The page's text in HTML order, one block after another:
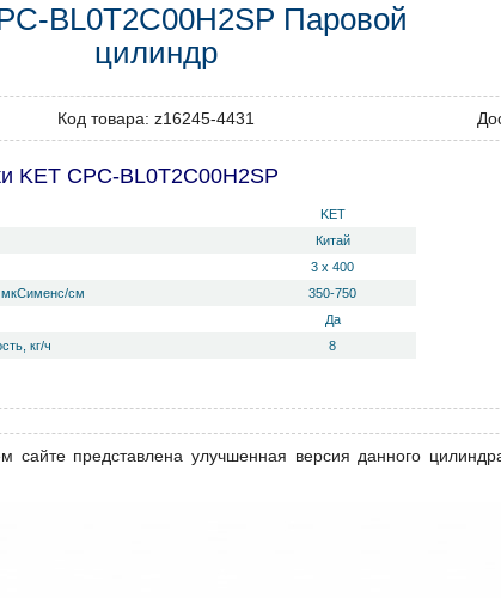
BL0T2C00H2SP Паровой
цилиндр
Код товара: z16245-4431
KET CPC-BL0T2C00H2SP
KET
Китай
3 х 400
мкСименс/см
350-750
Да
кг/ч
8
сайте представлена улучшенная версия данного